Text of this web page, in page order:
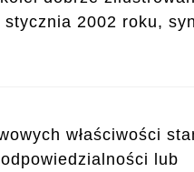
2002 roku,
właściwości
lub